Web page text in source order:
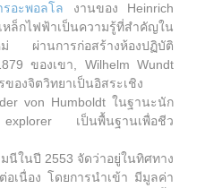
รอะพอลโล งานของ Heinrich
ล็กไฟฟ้าเป็นความรู้ที่สำคัญใน
ม่ ผ่านการก่อสร้างห้องปฏิบัติ
ของเขา, Wilhelm Wundt
องจิตวิทยาเป็นอิสระเชิง
von Humboldt ในฐานะนัก
เป็นพื้นฐานเพื่อชีว
นีในปี 2553 จัดว่าอยู่ในทิศทาง
เนื่อง โดยการนำเข้า มีมูลค่า